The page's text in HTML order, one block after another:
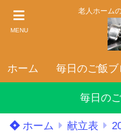
MENU
老人ホーム
ホーム 毎日のご飯ブ
毎日の
ホーム 献立表